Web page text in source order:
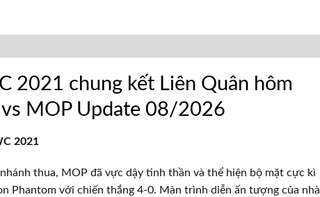
2021 chung kết Liên Quân hôm
MOP Update 08/2026
2021
thua, MOP đã vực dậy tinh thần và thể hiện bộ mặt cực kì
Phantom với chiến thắng 4-0. Màn trình diễn ấn tượng của nhà